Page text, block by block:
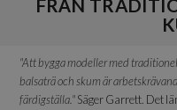
FRÅN
"Att bygga modeller med
balsaträ och skum är
färdigställa."Säger Garrett. Det